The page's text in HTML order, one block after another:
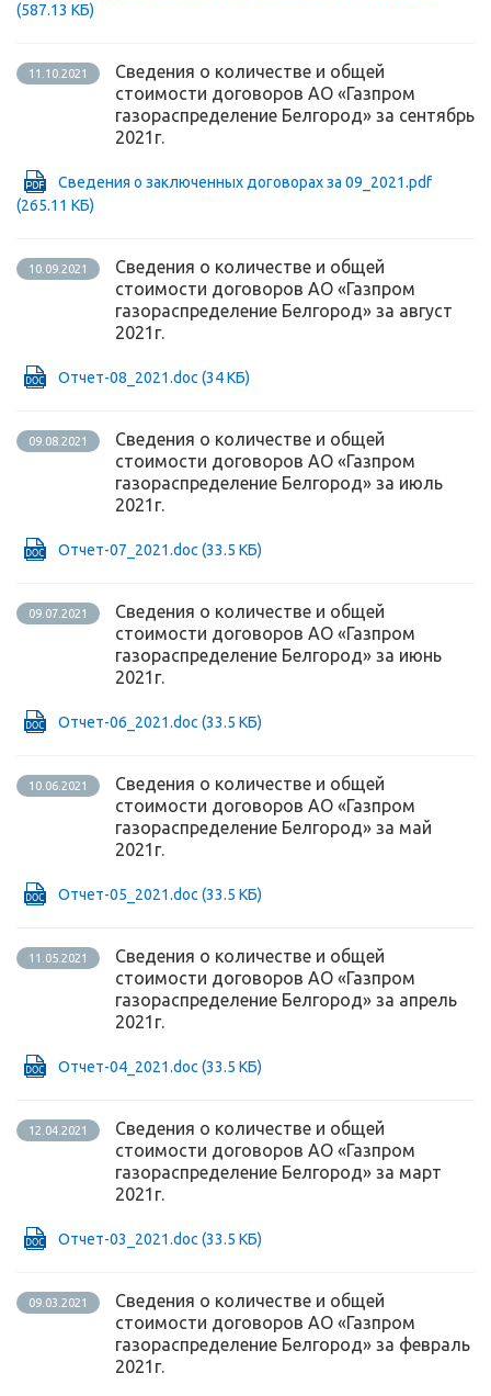
(587.13 КБ)
11.10.2021
Сведения о количестве и общей
стоимости договоров АО «Газпром
газораспределение Белгород» за сентябрь
2021г.
Сведения о заключенных договорах за 09_2021.pdf
(265.11 КБ)
10.09.2021
Сведения о количестве и общей
стоимости договоров АО «Газпром
газораспределение Белгород» за август
2021г.
Отчет-08_2021.doc (34 КБ)
09.08.2021
Сведения о количестве и общей
стоимости договоров АО «Газпром
газораспределение Белгород» за июль
2021г.
Отчет-07_2021.doc (33.5 КБ)
09.07.2021
Сведения о количестве и общей
стоимости договоров АО «Газпром
газораспределение Белгород» за июнь
2021г.
Отчет-06_2021.doc (33.5 КБ)
10.06.2021
Сведения о количестве и общей
стоимости договоров АО «Газпром
газораспределение Белгород» за май
2021г.
Отчет-05_2021.doc (33.5 КБ)
11.05.2021
Сведения о количестве и общей
стоимости договоров АО «Газпром
газораспределение Белгород» за апрель
2021г.
Отчет-04_2021.doc (33.5 КБ)
12.04.2021
Сведения о количестве и общей
стоимости договоров АО «Газпром
газораспределение Белгород» за март
2021г.
Отчет-03_2021.doc (33.5 КБ)
09.03.2021
Сведения о количестве и общей
стоимости договоров АО «Газпром
газораспределение Белгород» за февраль
2021г.